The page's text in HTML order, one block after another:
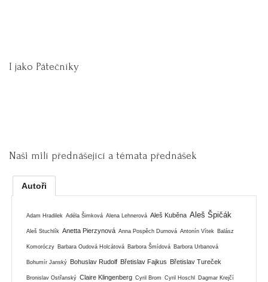
I jako Pátečníky
Naši milí přednášející a témata přednášek
Autoři
Adam Hradilek Adéla Šimková Alena Lehnerová Aleš Kuběna Aleš Špičák
Aleš Stuchlík Anetta Pierzynová Anna Pospěch Durnová Antonín Vítek Balász
Komoróczy Barbara Oudová Holcátová Barbora Šmídová Barbora Urbanová
Bohumír Janský Bohuslav Rudolf Břetislav Fajkus Břetislav Tureček
Bronislav Ostřanský Claire Klingenberg Cyril Brom Cyril Hoschl Dagmar Krejčí